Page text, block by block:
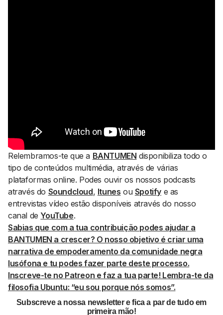
Relembramos-te que a BANTUMEN disponibiliza todo o
tipo de conteúdos multimédia, através de várias
plataformasonline. Podes ouvir os nossos podcasts
através do Soundcloud, Itunes ou Spotify e as
entrevistas vídeo estão disponíveis através do nosso
canal de YouTube.
Sabias que com a tua contribuição podes ajudar a
BANTUMEN a crescer? O nosso objetivo é criar uma
narrativa de empoderamento da comunidade negra
lusófona e tu podes fazer parte deste processo.
Inscreve-te no Patreon e faz a tua parte! Lembra-te da
filosofia Ubuntu: “eu sou porque nós somos”.
Subscreve a nossa newsletter e fica a par de tudo em
primeira mão!